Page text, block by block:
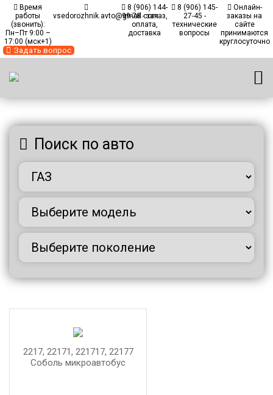
Время
работы
(звонить):
Пн–Пт 9:00 –
17:00 (мск+1)
vsedorozhnik.avto@gmail.com
8 (906) 144-
99-78 - заказ,
оплата,
доставка
8 (906) 145-
27-45 -
технические
вопросы
Онлайн-
заказы на
сайте
принимаются
круглосуточно
Задать вопрос
Поиск по авто
2217, 22171, 221717, 22177
Соболь микроавтобус